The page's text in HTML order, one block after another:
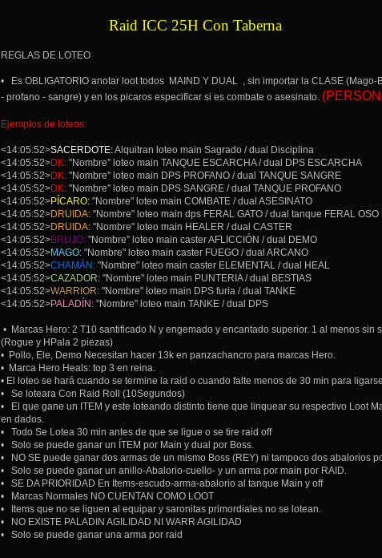
Raid ICC 25H Con Taberna
REGLAS DE LOTEO
• Es OBLIGATORIO anotar loot todos MAIND Y DUAL , sin importar la CLASE
- profano - sangre) y en los picaros especificar si es combate o asesinato.
Ejemplos de loteos:
<14:05:52>SACERDOTE:Alquitran loteo main Sagrado / dual Disciplina
<14:05:52>DK: "Nombre" loteo main TANQUE ESCARCHA / dual DPS ESCARCHA
<14:05:52>DK: "Nombre" loteo main DPS PROFANO / dual TANQUE SANGRE
<14:05:52>DK: "Nombre" loteo main DPS SANGRE / dual TANQUE PROFANO
<14:05:52>PÍCARO: "Nombre" loteo main COMBATE / dual ASESINATO
<14:05:52>DRUIDA: "Nombre" loteo main dps FERAL GATO / dual tanque FERAL OSO
<14:05:52>DRUIDA: "Nombre" loteo main HEALER / dual CASTER
<14:05:52>BRUJO: "Nombre" loteo main caster AFLICCIÓN / dual DEMO
<14:05:52>MAGO: "Nombre" loteo main caster FUEGO / dual ARCANO
<14:05:52>CHAMÁN: "Nombre" loteo main caster ELEMENTAL / dual HEAL
<14:05:52>CAZADOR: "Nombre" loteo main PUNTERIA / dual BESTIAS
<14:05:52>WARRIOR: "Nombre" loteo main DPS furia / dual TANKE
<14:05:52>PALADÍN: "Nombre" loteo main TANKE / dual DPS
• Marcas Hero: 2 T10 santificado N y engemado y encantado superior. 1 al menos
(Rogue y HPala 2 piezas)
• Pollo, Ele, Demo Necesitan hacer 13k en panzachancro para marcas Hero.
• Marca Hero Heals: top 3 en reina.
• El loteo se hará cuando se termine la raid o cuando falte menos de 30 min para
• Se loteara Con Raid Roll (10Segundos)
• El que gane un ITEM y este loteando distinto tiene que linquear su respectivo Loot
en dados.
• Todo Se Lotea 30 min antes de que se ligue o se tire raid off
• Solo se puede ganar un ÍTEM por Main y dual por Boss.
• NO SE puede ganar dos armas de un mismo Boss (REY) ni tampoco dos abalorios
• Solo se puede ganar un anillo-Abalorio-cuello- y un arma por main por RAID.
• SE DA PRIORIDAD En Items-escudo-arma-abalorio al tanque Main y off
• Marcas Normales NO CUENTAN COMO LOOT
• Items que no se liguen al equipar y saronitas primordiales no se lotean.
• NO EXISTE PALADIN AGILIDAD NI WARR AGILIDAD
• Solo se puede ganar una arma por raid